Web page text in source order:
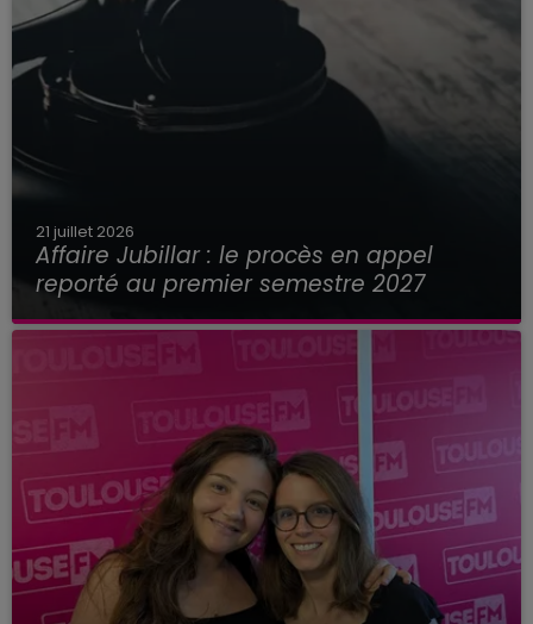
21 juillet 2026
Affaire Jubillar : le procès en appel
reporté au premier semestre 2027